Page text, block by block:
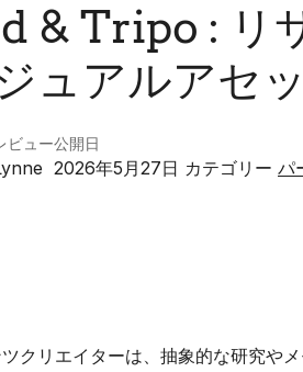
& Tripo : リ
ュアルアセ
ビュー公開日
2026年5月27日 カテゴリー パ
クリエイターは、抽象的な研究や